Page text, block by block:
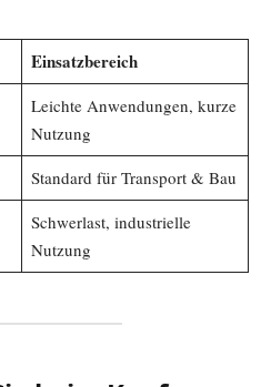
Einsatzbereich
Leichte Anwendungen, kurze
Nutzung
Standard für Transport & Bau
Schwerlast, industrielle
Nutzung